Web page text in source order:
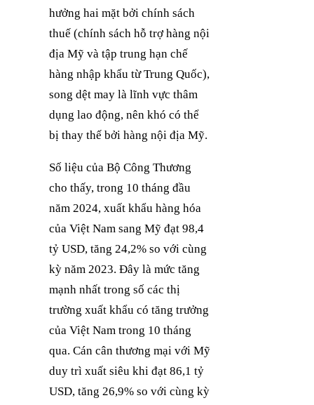
hưởng hai mặt bởi chính sách
thuế (chính sách hỗ trợ hàng nội
địa Mỹ và tập trung hạn chế
hàng nhập khẩu từ Trung Quốc),
song dệt may là lĩnh vực thâm
dụng lao động, nên khó có thể
bị thay thế bởi hàng nội địa Mỹ.
Số liệu của Bộ Công Thương
cho thấy, trong 10 tháng đầu
năm 2024, xuất khẩu hàng hóa
của Việt Nam sang Mỹ đạt 98,4
tỷ USD, tăng 24,2% so với cùng
kỳ năm 2023. Đây là mức tăng
mạnh nhất trong số các thị
trường xuất khẩu có tăng trưởng
của Việt Nam trong 10 tháng
qua. Cán cân thương mại với Mỹ
duy trì xuất siêu khi đạt 86,1 tỷ
USD, tăng 26,9% so với cùng kỳ